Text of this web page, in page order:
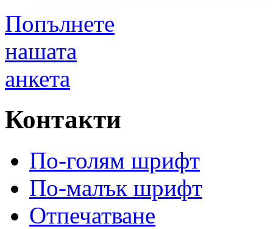
Попълнете
нашата
анкета
Контакти
По-голям шрифт
По-малък шрифт
Отпечатване